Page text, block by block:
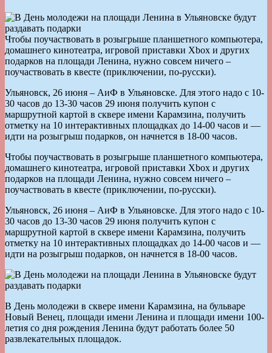
Чтобы поучаствовать в розыгрыше планшетного компьютера,
домашнего кинотеатра, игровой приставки Xbox и других
подарков на площади Ленина, нужно совсем ничего –
поучаствовать в квесте (приключении, по-русски).
Ульяновск, 26 июня – АиФ в Ульяновске. Для этого надо с 10-
30 часов до 13-30 часов 29 июня получить купон с
маршрутной картой в сквере имени Карамзина, получить
отметку на 10 интерактивных площадках до 14-00 часов и —
идти на розыгрыш подарков, он начнется в 18-00 часов.
Чтобы поучаствовать в розыгрыше планшетного компьютера,
домашнего кинотеатра, игровой приставки Xbox и других
подарков на площади Ленина, нужно совсем ничего –
поучаствовать в квесте (приключении, по-русски).
Ульяновск, 26 июня – АиФ в Ульяновске. Для этого надо с 10-
30 часов до 13-30 часов 29 июня получить купон с
маршрутной картой в сквере имени Карамзина, получить
отметку на 10 интерактивных площадках до 14-00 часов и —
идти на розыгрыш подарков, он начнется в 18-00 часов.
В День молодежи в сквере имени Карамзина, на бульваре
Новый Венец, площади имени Ленина и площади имени 100-
летия со дня рождения Ленина будут работать более 50
развлекательных площадок.